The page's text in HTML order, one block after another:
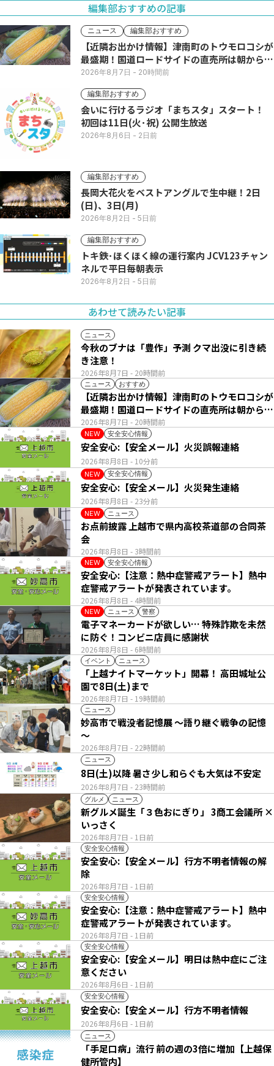
編集部おすすめの記事
ニュース 編集部おすすめ
【近隣お出かけ情報】津南町のトウモロコシが
最盛期！国道ロードサイドの直売所は朝から長
い列
2026年8月7日 - 20時間前
編集部おすすめ
会いに行けるラジオ「まちスタ」スタート！
初回は11日(火･祝) 公開生放送
2026年8月6日 - 2日前
編集部おすすめ
長岡大花火をベストアングルで生中継！2日
(日)、3日(月)
2026年8月2日 - 5日前
編集部おすすめ
トキ鉄･ほくほく線の運行案内 JCV123チャン
ネルで平日毎朝表示
2026年8月2日 - 5日前
あわせて読みたい記事
ニュース
2026年8月7日 - 20時間前
今秋のブナは「豊作」予測 クマ出没に引き続
き注意！
ニュース おすすめ
2026年8月7日 - 20時間前
【近隣お出かけ情報】津南町のトウモロコシが
最盛期！国道ロードサイドの直売所は朝から長
い列
NEW 安全安心情報
2026年8月8日 - 10分前
安全安心:【安全メール】火災誤報連絡
NEW 安全安心情報
2026年8月8日 - 23分前
安全安心:【安全メール】火災発生連絡
NEW ニュース
2026年8月8日 - 3時間前
お点前披露 上越市で県内高校茶道部の合同茶
会
NEW 安全安心情報
2026年8月8日 - 4時間前
安全安心:【注意：熱中症警戒アラート】熱中
症警戒アラートが発表されています。
NEW ニュース 警察
2026年8月8日 - 6時間前
電子マネーカードが欲しい… 特殊詐欺を未然
に防ぐ！コンビニ店員に感謝状
イベント ニュース
2026年8月7日 - 19時間前
「上越ナイトマーケット」開幕！ 高田城址公
園で8日(土)まで
ニュース
2026年8月7日 - 22時間前
妙高市で戦没者記憶展 ～語り継ぐ戦争の記憶
～
ニュース
2026年8月7日 - 23時間前
8日(土)以降 暑さ少し和らぐも大気は不安定
グルメ ニュース
2026年8月7日 - 1日前
新グルメ誕生「３色おにぎり」 3商工会議所 ×
いっさく
安全安心情報
2026年8月7日 - 1日前
安全安心:【安全メール】行方不明者情報の解
除
安全安心情報
2026年8月7日 - 1日前
安全安心:【注意：熱中症警戒アラート】熱中
症警戒アラートが発表されています。
安全安心情報
2026年8月6日 - 1日前
安全安心:【安全メール】明日は熱中症にご注
意ください
安全安心情報
2026年8月6日 - 1日前
安全安心:【安全メール】行方不明者情報
ニュース
「手足口病」流行 前の週の3倍に増加【上越保
健所管内】